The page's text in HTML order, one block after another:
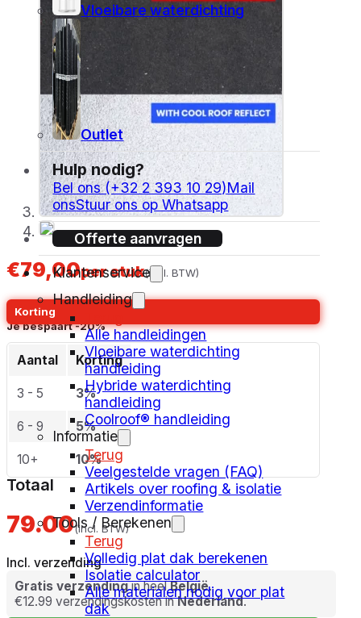
Vloeibare waterdichting
Outlet
Hulp nodig?
Bel ons (+32 2 393 10 29)Mail
onsStuur ons op Whatsapp
Offerte aanvragen
Klantenservice
Handleiding
Alle handleidingen
Vloeibare waterdichting
handleiding
Hybride waterdichting
handleiding
Coolroof® handleiding
Informatie
Terug
Veelgestelde vragen (FAQ)
Artikels over roofing & isolatie
Verzendinformatie
Tools / Berekenen
Terug
Volledig plat dak berekenen
Isolatie calculator
Alle materialen nodig voor plat
dak
€79,00per stuk(incl. BTW)
Korting
Meestal:€ 99,00
Je bespaart-20%
Aantal Korting
3 - 5 3%
6 - 9 5%
10+ 10%
Totaal
79.00(incl. BTW)
Incl. verzending
Gratis verzendingin heelBelgië.
€12.99 verzendingskosten inNederland.